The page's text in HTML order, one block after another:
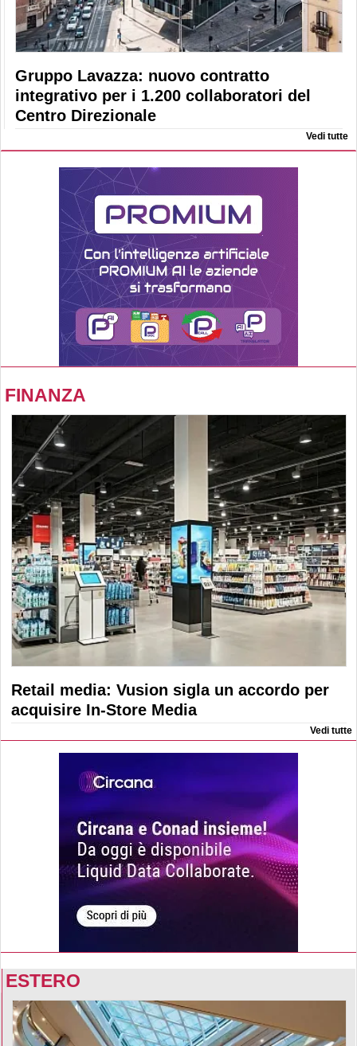
Gruppo Lavazza: nuovo contratto
integrativo per i 1.200 collaboratori del
Centro Direzionale
Vedi tutte
FINANZA
Retail media: Vusion sigla un accordo per
acquisire In-Store Media
Vedi tutte
ESTERO